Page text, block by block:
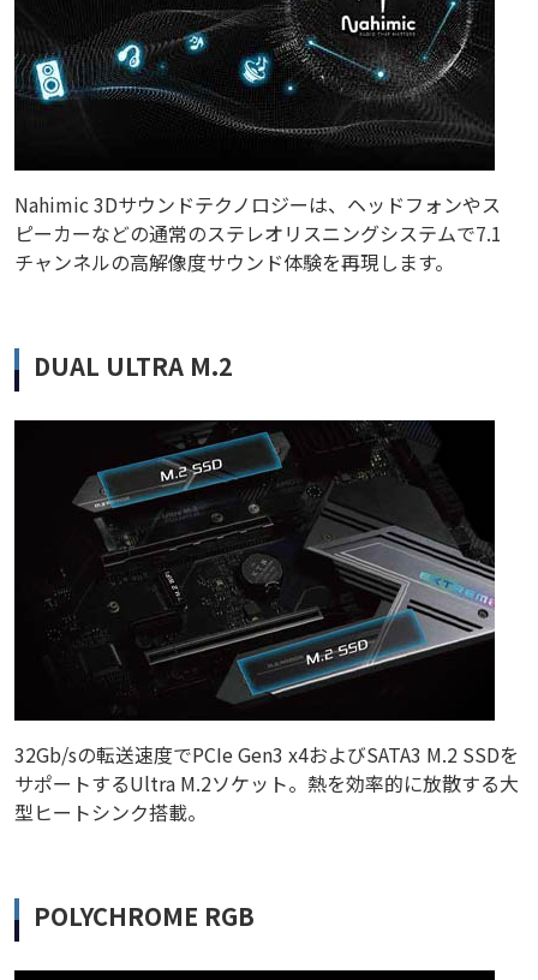
Nahimic 3Dサウンドテクノロジーは、ヘッドフォンやス
ピーカーなどの通常のステレオリスニングシステムで7.1
チャンネルの高解像度サウンド体験を再現します。
DUAL ULTRA M.2
32Gb/sの転送速度でPCIe Gen3 x4およびSATA3 M.2 SSDを
サポートするUltra M.2ソケット。熱を効率的に放散する大
型ヒートシンク搭載。
POLYCHROME RGB